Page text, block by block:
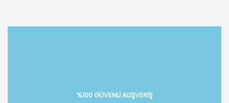
%100 GÜVENLİ ALIŞVERİŞ